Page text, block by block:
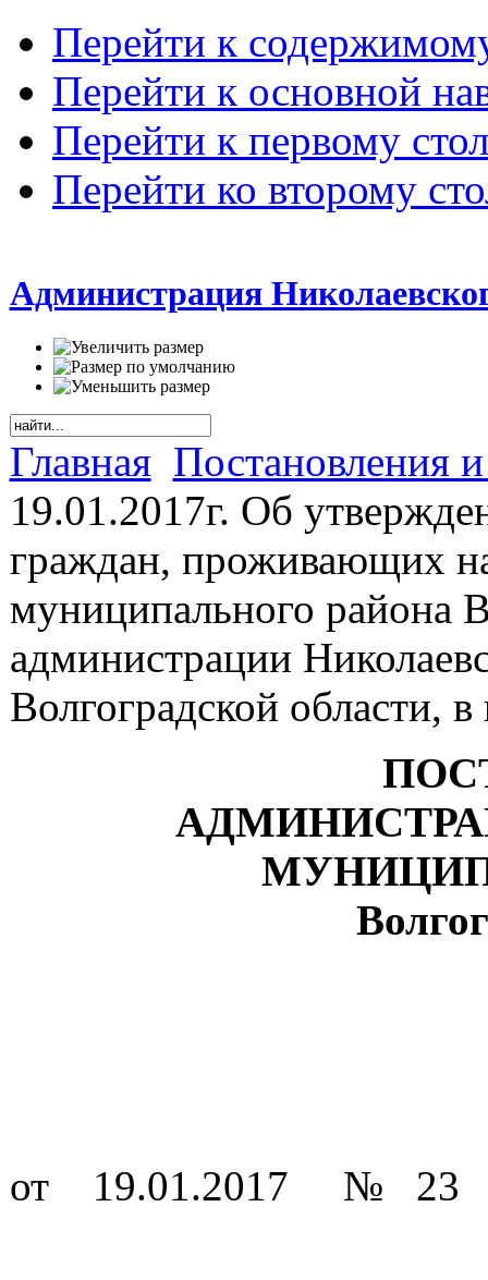
Перейти к
Перейти к основной
Перейти к первому
Перейти ко второму
Администрация
Главная Постановления
19.01.2017г. Об
граждан, проживающих
муниципального района
администрации
Волгоградской области,
от 19.01.2017 № 23